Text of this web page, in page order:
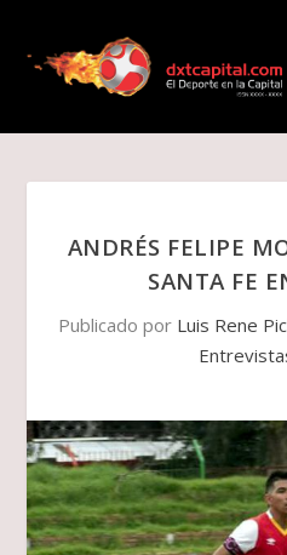
ANDRÉS FELIPE
SANTA FE
Publicado por Luis Rene